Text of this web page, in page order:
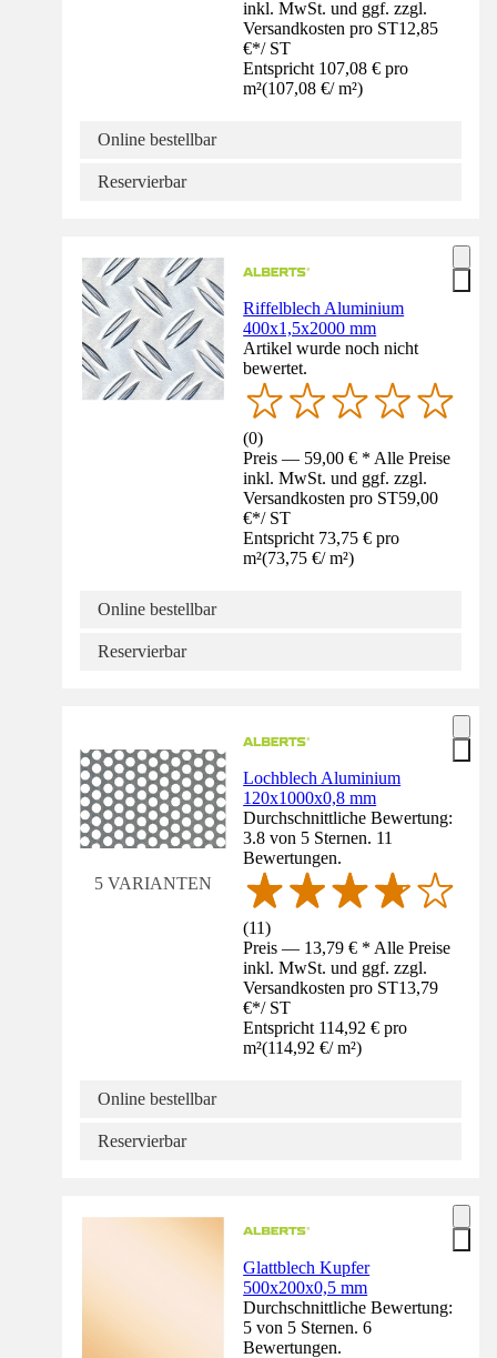
inkl. MwSt. und ggf. zzgl.
Versandkosten pro ST12,85
€*/ ST
Entspricht 107,08 € pro
m²(107,08 €/ m²)
Online bestellbar
Reservierbar
Riffelblech Aluminium
400x1,5x2000 mm
Artikel wurde noch nicht
bewertet.
(0)
Preis — 59,00 € * Alle Preise
inkl. MwSt. und ggf. zzgl.
Versandkosten pro ST59,00
€*/ ST
Entspricht 73,75 € pro
m²(73,75 €/ m²)
Online bestellbar
Reservierbar
5 VARIANTEN
Lochblech Aluminium
120x1000x0,8 mm
Durchschnittliche Bewertung:
3.8 von 5 Sternen. 11
Bewertungen.
(11)
Preis — 13,79 € * Alle Preise
inkl. MwSt. und ggf. zzgl.
Versandkosten pro ST13,79
€*/ ST
Entspricht 114,92 € pro
m²(114,92 €/ m²)
Online bestellbar
Reservierbar
Glattblech Kupfer
500x200x0,5 mm
Durchschnittliche Bewertung:
5 von 5 Sternen. 6
Bewertungen.